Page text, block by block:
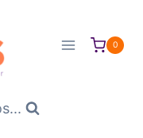
0